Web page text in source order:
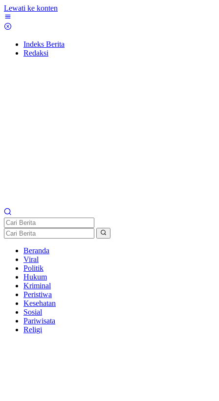
Lewati ke konten
Indeks Berita
Redaksi
Beranda
Viral
Politik
Hukum
Kriminal
Peristiwa
Kesehatan
Sosial
Pariwisata
Religi